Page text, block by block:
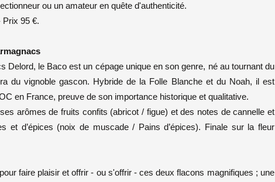
ou un amateur en quête d'authenticité.
Prix 95 €.
Delord, le Baco est un cépage unique en son genre, né au tournant du
du vignoble gascon. Hybride de la Folle Blanche et du Noah, il est
en France, preuve de son importance historique et qualitative.
arômes de fruits confits (abricot / figue) et des notes de cannelle et
et d’épices (noix de muscade / Pains d’épices). Finale sur la fleur
faire plaisir et offrir - ou s'offrir - ces deux flacons magnifiques ; une